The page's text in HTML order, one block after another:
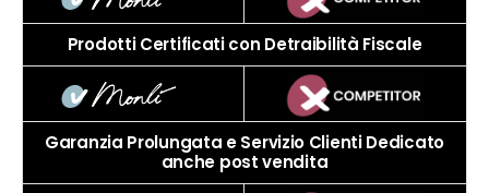
Prodotti Certificati con Detraibilità Fiscale
Garanzia Prolungata e Servizio Clienti Dedicato
anche post vendita